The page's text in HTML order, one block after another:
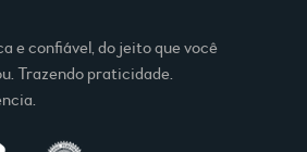
e confiável, do jeito que você
Trazendo praticidade.